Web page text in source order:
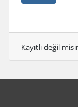
Kayıtlı değil